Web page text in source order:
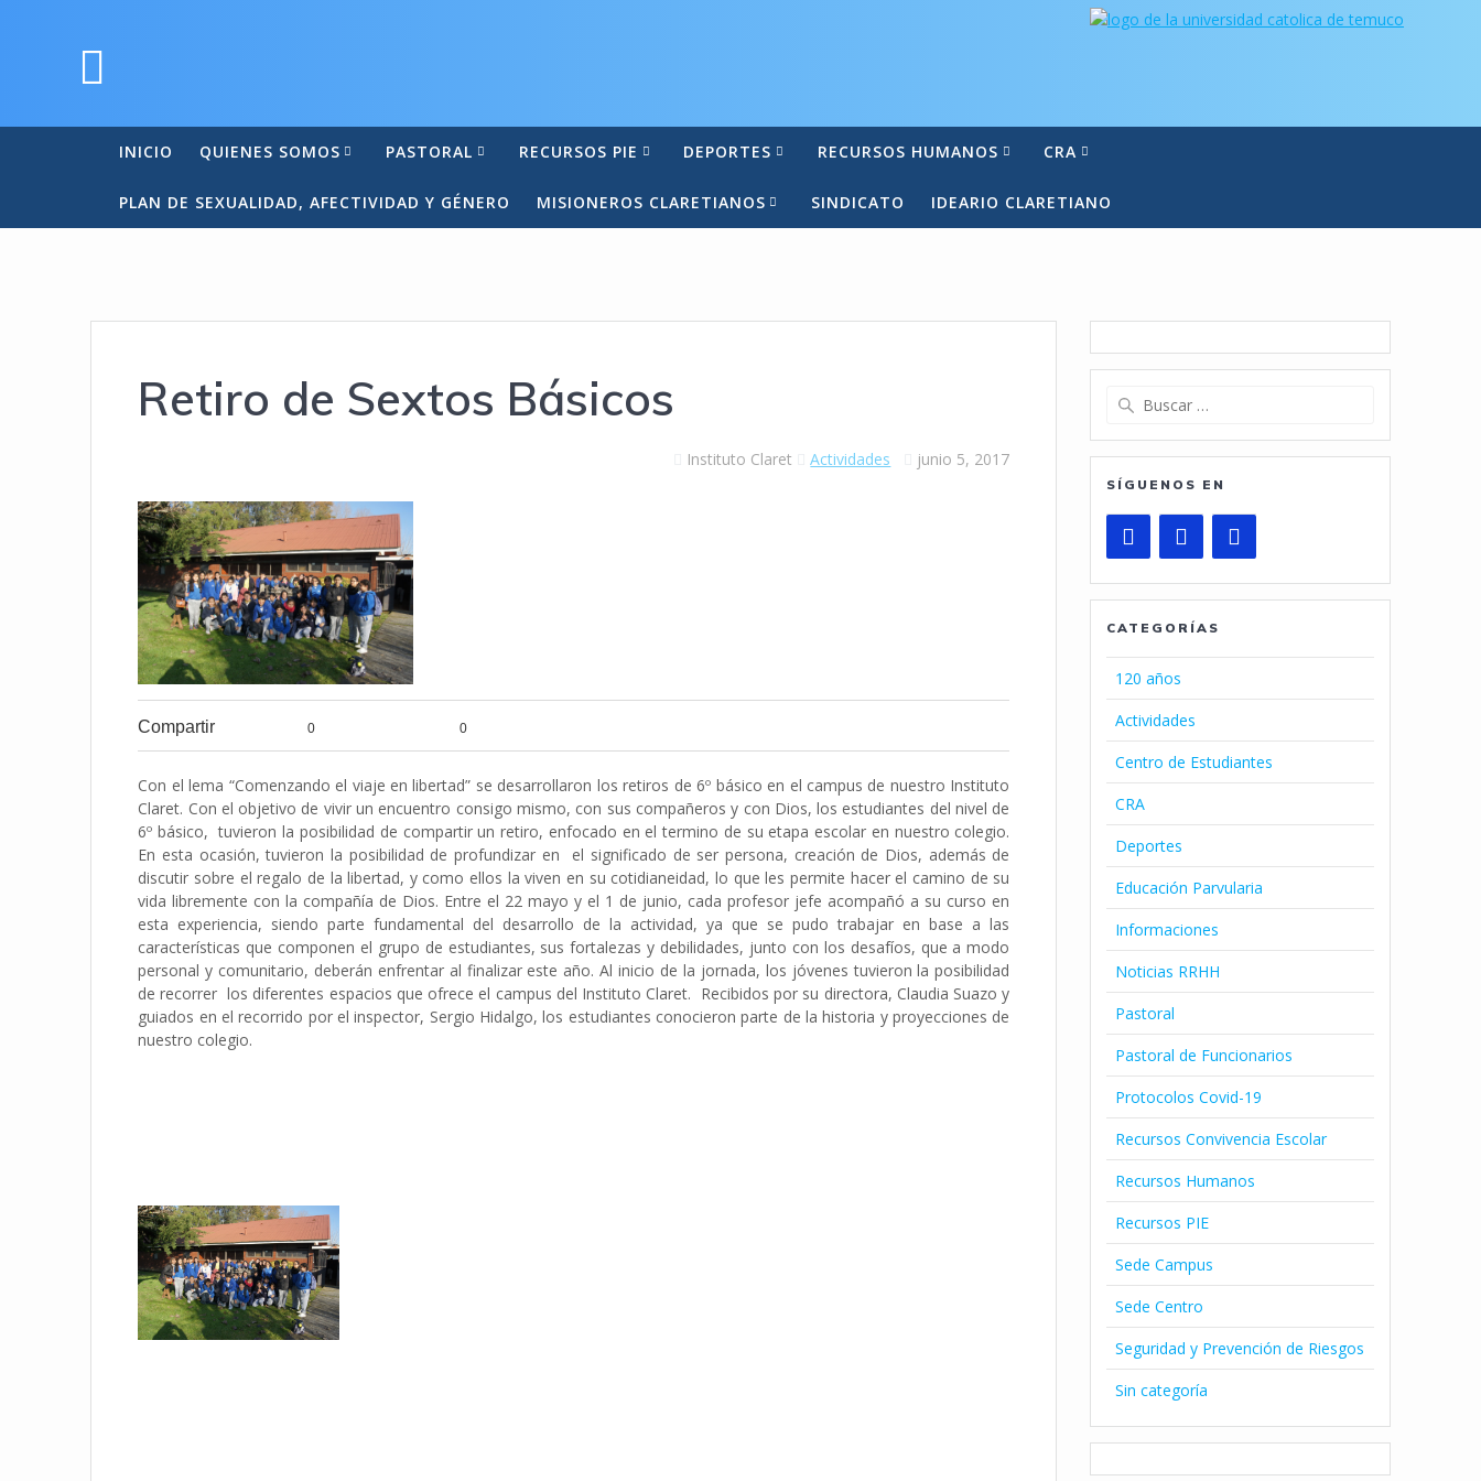
INICIO QUIENES SOMOS PASTORAL RECURSOS PIE DEPORTES RECURSOS HUMANOS CRA
PLAN DE SEXUALIDAD, AFECTIVIDAD Y GÉNERO MISIONEROS CLARETIANOS SINDICATO IDEARIO CLARETIANO
Retiro de Sextos Básicos
Instituto Claret Actividades junio 5, 2017
Compartir 0 0
Con el lema “Comenzando el viaje en libertad” se desarrollaron los retiros de 6º básico en el campus de nuestro Instituto
Claret. Con el objetivo de vivir un encuentro consigo mismo, con sus compañeros y con Dios, los estudiantes del nivel de
6º básico, tuvieron la posibilidad de compartir un retiro, enfocado en el termino de su etapa escolar en nuestro colegio.
En esta ocasión, tuvieron la posibilidad de profundizar en el significado de ser persona, creación de Dios, además de
discutir sobre el regalo de la libertad, y como ellos la viven en su cotidianeidad, lo que les permite hacer el camino de su
vida libremente con la compañía de Dios. Entre el 22 mayo y el 1 de junio, cada profesor jefe acompañó a su curso en
esta experiencia, siendo parte fundamental del desarrollo de la actividad, ya que se pudo trabajar en base a las
características que componen el grupo de estudiantes, sus fortalezas y debilidades, junto con los desafíos, que a modo
personal y comunitario, deberán enfrentar al finalizar este año. Al inicio de la jornada, los jóvenes tuvieron la posibilidad
de recorrer los diferentes espacios que ofrece el campus del Instituto Claret. Recibidos por su directora, Claudia Suazo y
guiados en el recorrido por el inspector, Sergio Hidalgo, los estudiantes conocieron parte de la historia y proyecciones de
nuestro colegio.
Buscar:
SÍGUENOS EN
CATEGORÍAS
120 años
Actividades
Centro de Estudiantes
CRA
Deportes
Educación Parvularia
Informaciones
Noticias RRHH
Pastoral
Pastoral de Funcionarios
Protocolos Covid-19
Recursos Convivencia Escolar
Recursos Humanos
Recursos PIE
Sede Campus
Sede Centro
Seguridad y Prevención de Riesgos
Sin categoría